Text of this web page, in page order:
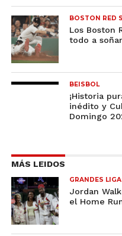
BOSTON RED
Los Boston
todo a
BEISBOL
¡Historia
inédito y
Domingo
MÁS LEIDOS
GRANDES
Jordan
el Home